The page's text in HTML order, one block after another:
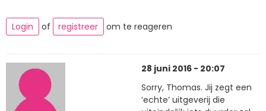
Login of registreer om te reageren
28 juni 2016 - 20:07
Sorry, Thomas. Jij zegt een
‘echte’ uitgeverij die